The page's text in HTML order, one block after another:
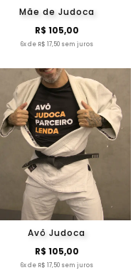
Mãe de Judoca
R$ 105,00
6x de R$ 17,50 sem juros
Avô Judoca
R$ 105,00
6x de R$ 17,50 sem juros